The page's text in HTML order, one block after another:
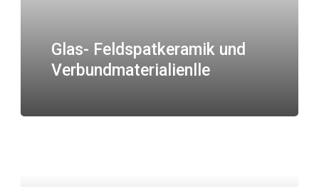
Glas- Feldspatkeramik und
Verbundmaterialienlle